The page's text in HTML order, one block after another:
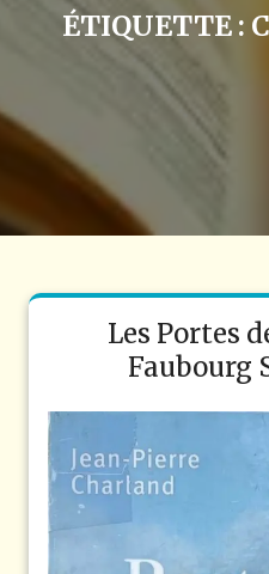
ÉTIQUETTE :
Les Portes
Faubourg